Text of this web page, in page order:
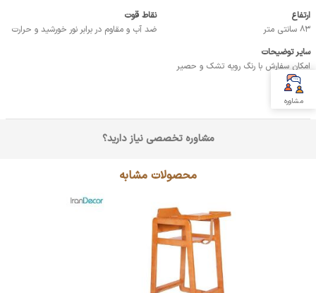
ارتفاع
83 سانتی متر
نقاط قوت
ضد آب و مقاوم در برابر نور خورشید و حرارت
سایر توضیحات
امکان سفارش با رنگ رویه تشک و حصیر
دلخواه
مشاوره تخصصی نیاز دارید؟
محصولات مشابه
مشاوره